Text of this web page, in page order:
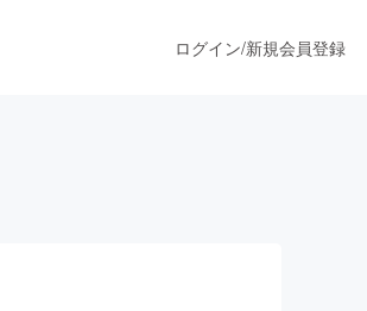
ログイン/新規会員登録